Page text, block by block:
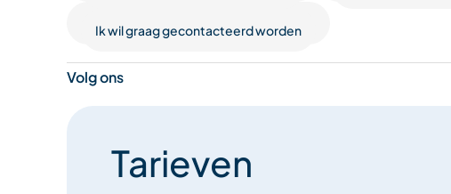
Wijnkelder
Ik wil graag gecontacteerd worden
Volg ons
Tarieven